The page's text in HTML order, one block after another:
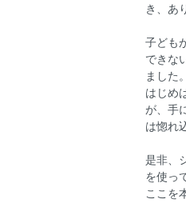
き、あ
子ども
できな
ました。
はじめ
が、手
は惚れ
是非、
を使っ
ここを